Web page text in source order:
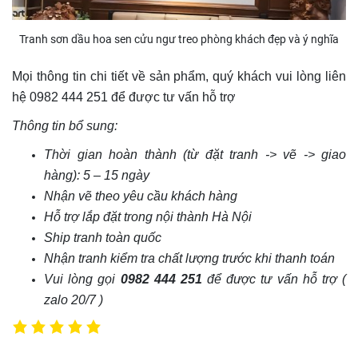
Tranh sơn dầu hoa sen cửu ngư treo phòng khách đẹp và ý nghĩa
Mọi thông tin chi tiết về sản phẩm, quý khách vui lòng liên
hệ 0982 444 251 để được tư vấn hỗ trợ
Thông tin bổ sung:
Thời gian hoàn thành (từ đặt tranh -> vẽ -> giao
hàng): 5 – 15 ngày
Nhận vẽ theo yêu cầu khách hàng
Hỗ trợ lắp đặt trong nội thành Hà Nội
Ship tranh toàn quốc
Nhận tranh kiểm tra chất lượng trước khi thanh toán
Vui lòng gọi 0982 444 251 để được tư vấn hỗ trợ (
zalo 20/7 )